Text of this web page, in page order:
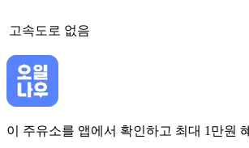
고속도로 없음
이 주유소를 앱에서 확인하고 최대 1만원